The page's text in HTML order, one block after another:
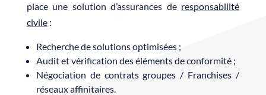
place une solution d’assurances de responsabilité
civile:
Recherche de solutions optimisées ;
Audit et vérification des éléments de conformité ;
Négociation de contrats groupes / Franchises /
réseaux affinitaires.